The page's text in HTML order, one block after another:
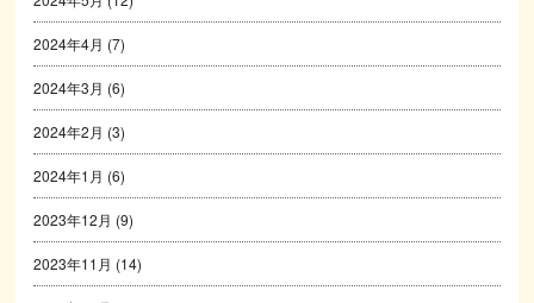
2024年4月 (7)
2024年3月 (6)
2024年2月 (3)
2024年1月 (6)
2023年12月 (9)
2023年11月 (14)